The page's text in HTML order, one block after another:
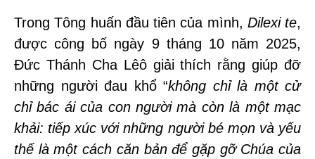
Trong Tông huấn đầu tiên của mình, Dilexi te,
được công bố ngày 9 tháng 10 năm 2025,
Đức Thánh Cha Lêô giải thích rằng giúp đỡ
những người đau khổ “không chỉ là một cử
chỉ bác ái của con người mà còn là một mạc
khải: tiếp xúc với những người bé mọn và yếu
thế là một cách căn bản để gặp gỡ Chúa của